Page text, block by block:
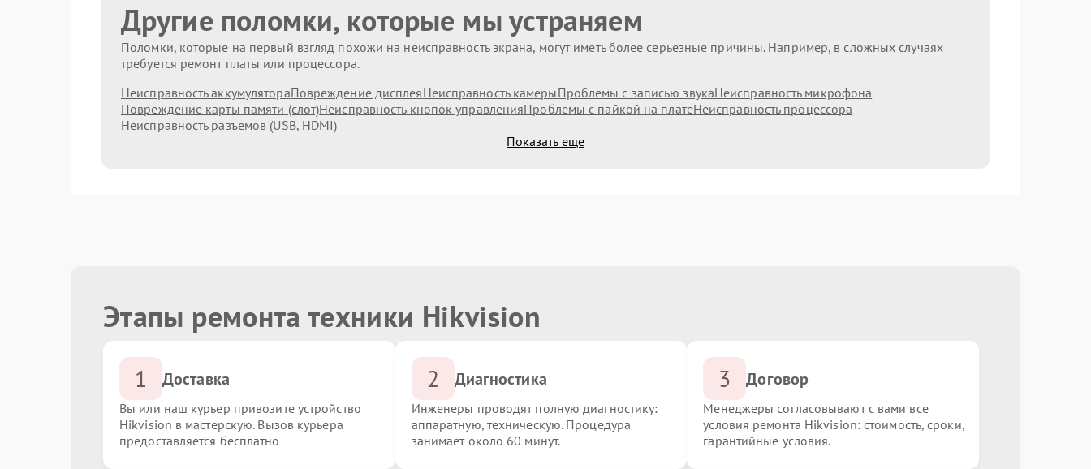
Другие поломки, которые мы устраняем
Поломки, которые на первый взгляд похожи на неисправность экрана, могут иметь более серьезные причины. Например, в сложных случаях
требуется ремонт платы или процессора.
Неисправность аккумулятораПовреждение дисплеяНеисправность камерыПроблемы с записью звукаНеисправность микрофона
Повреждение карты памяти (слот)Неисправность кнопок управленияПроблемы с пайкой на платеНеисправность процессора
Неисправность разъемов (USB, HDMI)
Показать еще
Этапы ремонта техники Hikvision
1 Доставка
Вы или наш курьер привозите устройство
Hikvision в мастерскую. Вызов курьера
предоставляется бесплатно
2 Диагностика
Инженеры проводят полную диагностику:
аппаратную, техническую. Процедура
занимает около 60 минут.
3 Договор
Менеджеры согласовывают с вами все
условия ремонта Hikvision: стоимость, сроки,
гарантийные условия.